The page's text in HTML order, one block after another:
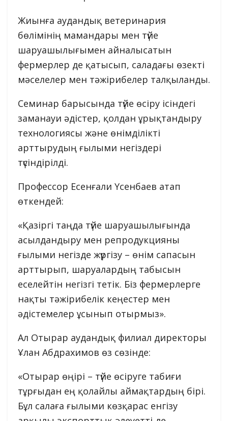
Жиынға аудандық ветеринария
бөлімінің мамандары мен түйе
шаруашылығымен айналысатын
фермерлер де қатысып, саладағы өзекті
мәселелер мен тәжірибелер талқыланды.
Семинар барысында түйе өсіру ісіндегі
заманауи әдістер, қолдан ұрықтандыру
технологиясы және өнімділікті
арттырудың ғылыми негіздері
түсіндірілді.
Профессор Есенғали Үсенбаев атап
өткендей:
«Қазіргі таңда түйе шаруашылығында
асылдандыру мен репродукцияны
ғылыми негізде жүргізу – өнім сапасын
арттырып, шаруалардың табысын
еселейтін негізгі тетік. Біз фермерлерге
нақты тәжірибелік кеңестер мен
әдістемелер ұсынып отырмыз».
Ал Отырар аудандық филиал директоры
Ұлан Абдрахимов өз сөзінде:
«Отырар өңірі – түйе өсіруге табиғи
тұрғыдан ең қолайлы аймақтардың бірі.
Бұл салаға ғылыми көзқарас енгізу